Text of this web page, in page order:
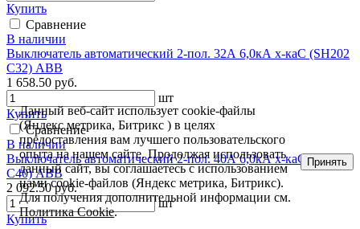
Купить
Сравнение
В наличии
Выключатель автоматический 2-пол. 32А 6,0кА х-каС (SH202
C32) АВВ
1 658.50 руб.
шт
Купить
Сравнение
В наличии
Выключатель автоматический 2-пол. 40А 6,0кА х-каС (SH202
C40) АВВ
2 092.50 руб.
шт
Купить
Данный веб-сайт использует cookie-файлы
(Яндекс метрика, Битрикс ) в целях
предоставления вам лучшего пользовательского
опыта на нашем сайте. Продолжая использовать
данный сайт, вы соглашаетесь с использованием
нами cookie-файлов (Яндекс метрика, Битрикс).
Для получения дополнительной информации см.
Политика Cookie.
Принять